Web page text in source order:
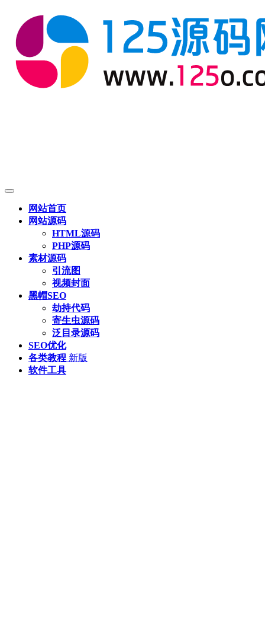
网站首页
网站源码
HTML源码
PHP源码
素材源码
引流图
视频封面
黑帽SEO
劫持代码
寄生虫源码
泛目录源码
SEO优化
各类教程 新版
软件工具